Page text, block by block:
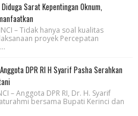
Sarat Kepentingan Oknum,
– Tidak hanya soal kualitas
proyek Percepatan
DPR RI H Syarif Pasha Serahkan
– Anggota DPR RI, Dr. H. Syarif
bersama Bupati Kerinci dan